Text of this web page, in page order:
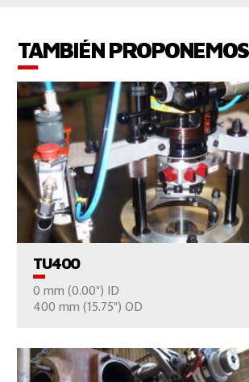
TAMBIÉN PROPONEMOS
TU400
0 mm (0.00") ID
400 mm (15.75") OD
VER EL PRODUCTO